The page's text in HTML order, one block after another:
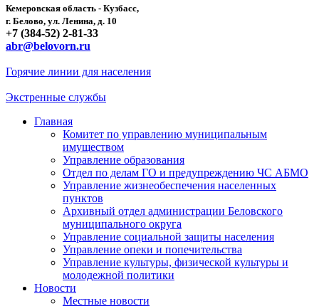
Кемеровская область - Кузбасс,
г. Белово, ул. Ленина, д. 10
+7 (384-52) 2-81-33
abr@belovorn.ru
Горячие линии для населения
Экстренные службы
Главная
Комитет по управлению муниципальным
имуществом
Управление образования
Отдел по делам ГО и предупреждению ЧС АБМО
Управление жизнеобеспечения населенных
пунктов
Архивный отдел администрации Беловского
муниципального округа
Управление социальной защиты населения
Управление опеки и попечительства
Управление культуры, физической культуры и
молодежной политики
Новости
Местные новости